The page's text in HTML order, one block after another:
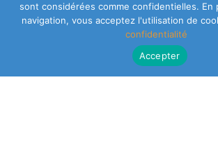
sont considérées comme confidentielles. En
navigation, vous acceptez l'utilisation de
confidentialité
Accepter